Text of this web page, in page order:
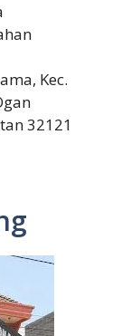
Kec.
32121